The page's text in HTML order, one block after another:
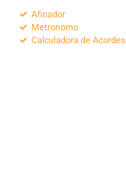
Afinador
Metronomo
Calculadora de Acordes